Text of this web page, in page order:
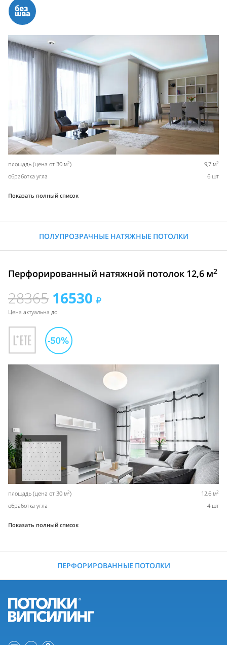
площадь (цена от 30 м2) 9,7 м2
обработка угла 6 шт
Показать полный список
ПОЛУПРОЗРАЧНЫЕ НАТЯЖНЫЕ ПОТОЛКИ
Перфорированный натяжной потолок 12,6 м2
28365 16530
Цена актуальна до
площадь (цена от 30 м2) 12,6 м2
обработка угла 4 шт
Показать полный список
ПЕРФОРИРОВАННЫЕ ПОТОЛКИ